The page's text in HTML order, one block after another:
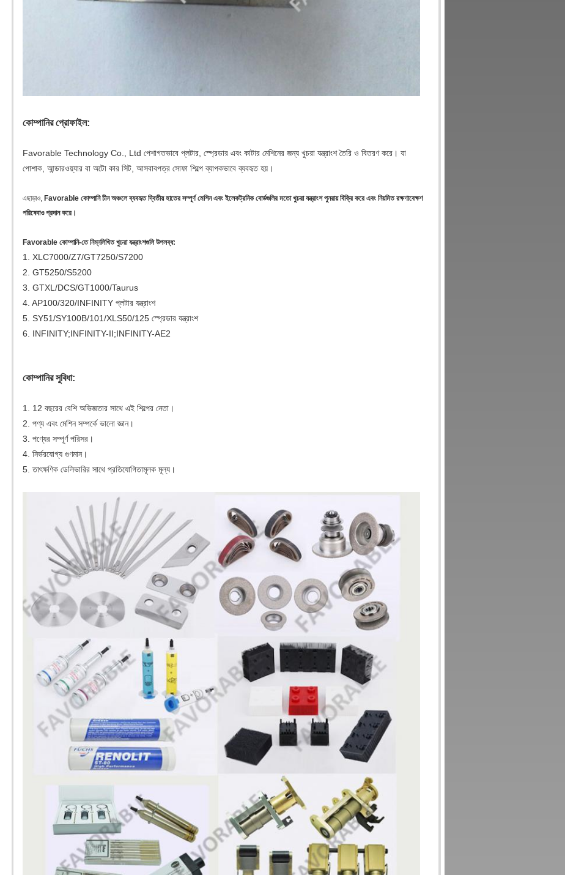
কোম্পানির প্রোফাইল:
Favorable Technology Co., Ltd পেশাগতভাবে প্লটার, স্প্রেডার এবং কাটার মেশিনের জন্য খুচরা যন্ত্রাংশ তৈরি ও বিতরণ করে। যা
পোশাক, আন্ডারওয়্যার বা অটো কার সিট, আসবাবপত্র সোফা শিল্পে ব্যাপকভাবে ব্যবহৃত হয়।
এছাড়াও, Favorable কোম্পানি চীন অঞ্চলে ব্যবহৃত দ্বিতীয় হাতের সম্পূর্ণ মেশিন এবং ইলেকট্রনিক বোর্ডগুলির মতো খুচরা যন্ত্রাংশ পুনরায় বিক্রি করে এবং নিয়মিত রক্ষণাবেক্ষণ
পরিষেবাও প্রদান করে।
Favorable কোম্পানি-তে নিম্নলিখিত খুচরা যন্ত্রাংশগুলি উপলব্ধ:
1. XLC7000/Z7/GT7250/S7200
2. GT5250/S5200
3. GTXL/DCS/GT1000/Taurus
4. AP100/320/INFINITY প্লটার যন্ত্রাংশ
5. SY51/SY100B/101/XLS50/125 স্প্রেডার যন্ত্রাংশ
6. INFINITY;INFINITY-II;INFINITY-AE2
কোম্পানির সুবিধা:
1. 12 বছরের বেশি অভিজ্ঞতার সাথে এই শিল্পের নেতা।
2. পণ্য এবং মেশিন সম্পর্কে ভালো জ্ঞান।
3. পণ্যের সম্পূর্ণ পরিসর।
4. নির্ভরযোগ্য গুণমান।
5. তাৎক্ষণিক ডেলিভারির সাথে প্রতিযোগিতামূলক মূল্য।